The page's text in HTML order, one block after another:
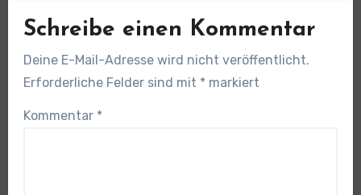
Schreibe einen Kommentar
Deine E-Mail-Adresse wird nicht veröffentlicht.
Erforderliche Felder sind mit * markiert
Kommentar *